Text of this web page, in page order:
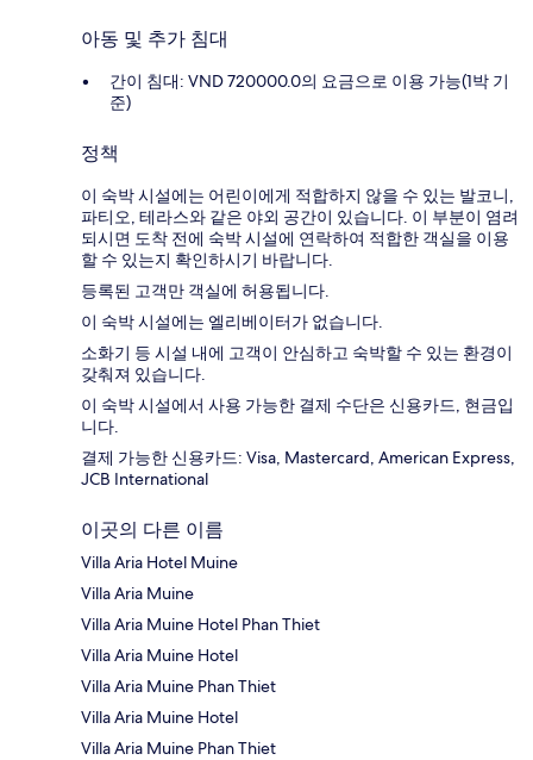
아동 및 추가 침대
간이 침대: VND 720000.0의 요금으로 이용 가능(1박 기
준)
정책
이 숙박 시설에는 어린이에게 적합하지 않을 수 있는 발코니,
파티오, 테라스와 같은 야외 공간이 있습니다. 이 부분이 염려
되시면 도착 전에 숙박 시설에 연락하여 적합한 객실을 이용
할 수 있는지 확인하시기 바랍니다.
등록된 고객만 객실에 허용됩니다.
이 숙박 시설에는 엘리베이터가 없습니다.
소화기 등 시설 내에 고객이 안심하고 숙박할 수 있는 환경이
갖춰져 있습니다.
이 숙박 시설에서 사용 가능한 결제 수단은 신용카드, 현금입
니다.
결제 가능한 신용카드: Visa, Mastercard, American Express,
JCB International
이곳의 다른 이름
Villa Aria Hotel Muine
Villa Aria Muine
Villa Aria Muine Hotel Phan Thiet
Villa Aria Muine Hotel
Villa Aria Muine Phan Thiet
Villa Aria Muine Hotel
Villa Aria Muine Phan Thiet